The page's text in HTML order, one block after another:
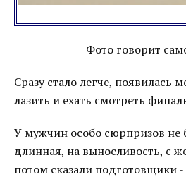
Фото говорит
Сразу стало легче, появилась
лазить и ехать смотреть
У мужчин особо сюрпризов не
длинная, на выносливость, с
потом сказали подготовщики